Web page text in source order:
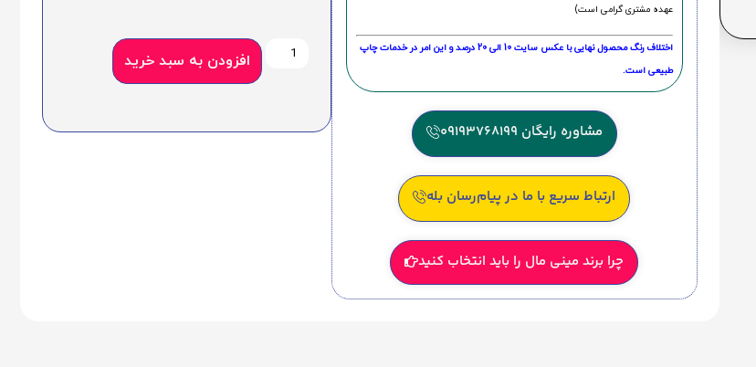
عهده مشتری گرامی است)
اختلاف رنگ محصول نهایی با عکس سایت 10 الی 20 درصد و این امر در خدمات چاپ
طبیعی است.
مشاوره رایگان 09193768199
ارتباط سریع با ما در پیام‌رسان بله
چرا برند مینی مال را باید انتخاب کنید
افزودن به سبد خرید